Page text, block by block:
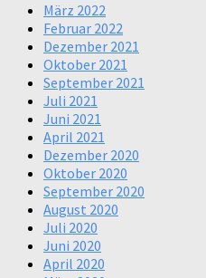
März 2022
Februar 2022
Dezember 2021
Oktober 2021
September 2021
Juli 2021
Juni 2021
April 2021
Dezember 2020
Oktober 2020
September 2020
August 2020
Juli 2020
Juni 2020
April 2020